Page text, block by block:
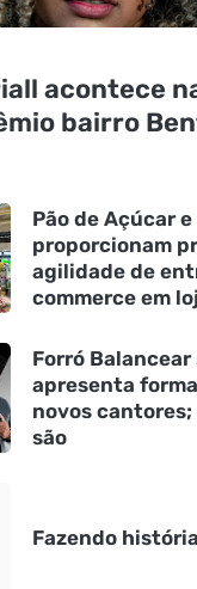
acontece
bairro
Pão de Açúcar
proporcionam
agilidade de
commerce em
Forró Balancear
apresenta
novos
são
Fazendo história